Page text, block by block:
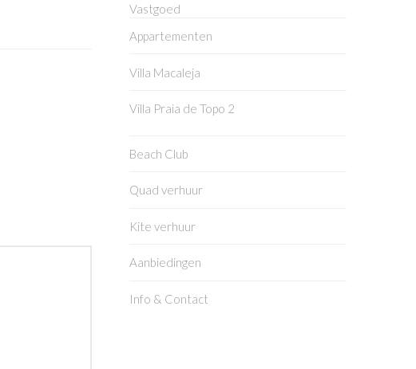
Vastgoed
Appartementen
Villa Macaleja
Villa Praia de Topo 2
Beach Club
Quad verhuur
Kite verhuur
Aanbiedingen
Info & Contact